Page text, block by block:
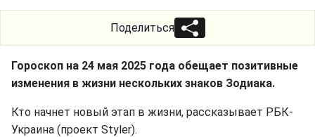
Поделиться
Гороскоп на 24 мая 2025 года обещает позитивные
изменения в жизни нескольких знаков Зодиака.
Кто начнет новый этап в жизни, рассказывает РБК-
Украина (проект Styler).